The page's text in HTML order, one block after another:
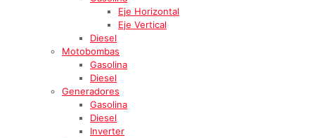
Eje Horizontal
Eje Vertical
Diesel
Motobombas
Gasolina
Diesel
Generadores
Gasolina
Diesel
Inverter